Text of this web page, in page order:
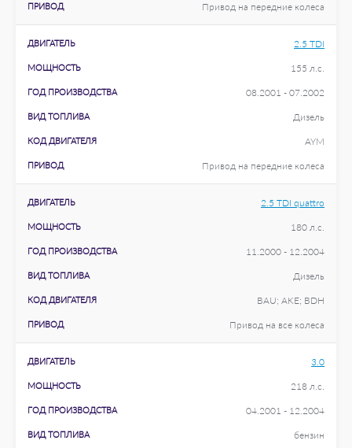
ПРИВОД Привод на передние колеса
ДВИГАТЕЛЬ 2.5 TDI
МОЩНОСТЬ 155 л.с.
ГОД ПРОИЗВОДСТВА 08.2001 - 07.2002
ВИД ТОПЛИВА Дизель
КОД ДВИГАТЕЛЯ AYM
ПРИВОД Привод на передние колеса
ДВИГАТЕЛЬ 2.5 TDI quattro
МОЩНОСТЬ 180 л.с.
ГОД ПРОИЗВОДСТВА 11.2000 - 12.2004
ВИД ТОПЛИВА Дизель
КОД ДВИГАТЕЛЯ BAU; AKE; BDH
ПРИВОД Привод на все колеса
ДВИГАТЕЛЬ 3.0
МОЩНОСТЬ 218 л.с.
ГОД ПРОИЗВОДСТВА 04.2001 - 12.2004
ВИД ТОПЛИВА бензин